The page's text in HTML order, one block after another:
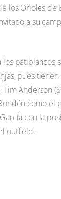
los Orioles de
a su
los patiblancos
pues
Tim Anderson
como
con la
outfield.